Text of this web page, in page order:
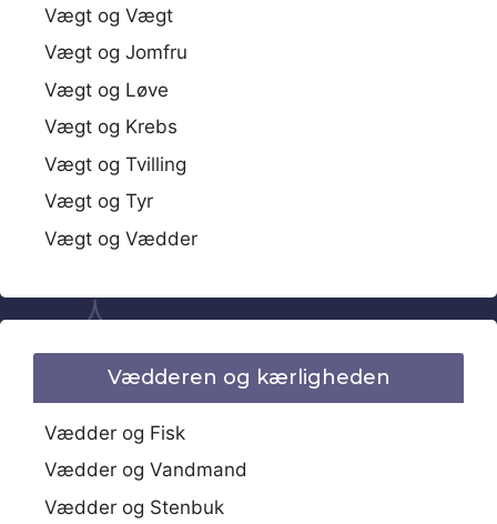
Vægt og Vægt
Vægt og Jomfru
Vægt og Løve
Vægt og Krebs
Vægt og Tvilling
Vægt og Tyr
Vægt og Vædder
Vædderen og kærligheden
Vædder og Fisk
Vædder og Vandmand
Vædder og Stenbuk